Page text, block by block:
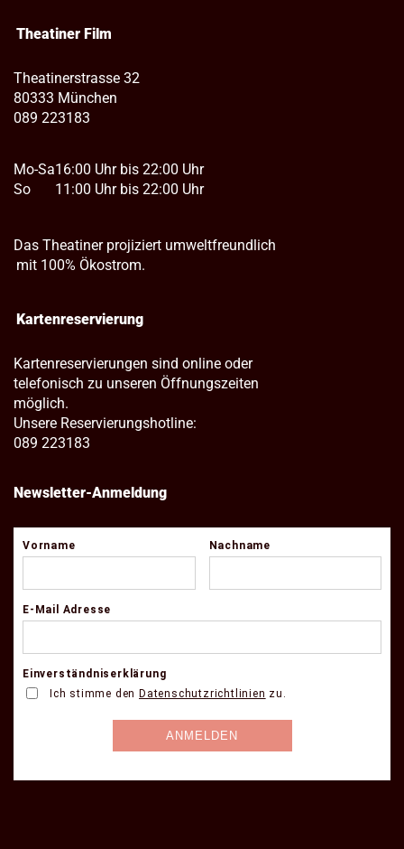
Theatiner Film
Theatinerstrasse 32
80333 München
089 223183
Mo-Sa
So
16:00 Uhr bis 22:00 Uhr
11:00 Uhr bis 22:00 Uhr
Das Theatiner projiziert umweltfreundlich
mit 100% Ökostrom.
Kartenreservierung
Kartenreservierungen sind online oder
telefonisch zu unseren Öffnungszeiten
möglich.
Unsere Reservierungshotline:
089 223183
Newsletter-Anmeldung